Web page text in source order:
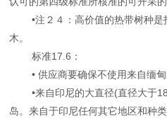
•注２４：高价值的热带树种是
木。
标准17.6：
• 供应商要确保不使用来自缅甸
•来自印尼的大直径(直径大于18
岛。来自于印尼任何其它地区和种